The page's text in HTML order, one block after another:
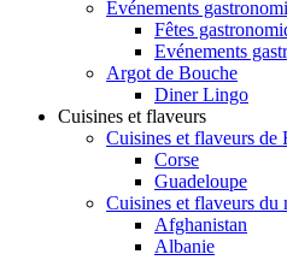
Événements
Fêtes
Evénements
Argot de Bouche
Diner Lingo
Cuisines et flaveurs
Cuisines et flaveurs de
Corse
Guadeloupe
Cuisines et flaveurs du
Afghanistan
Albanie